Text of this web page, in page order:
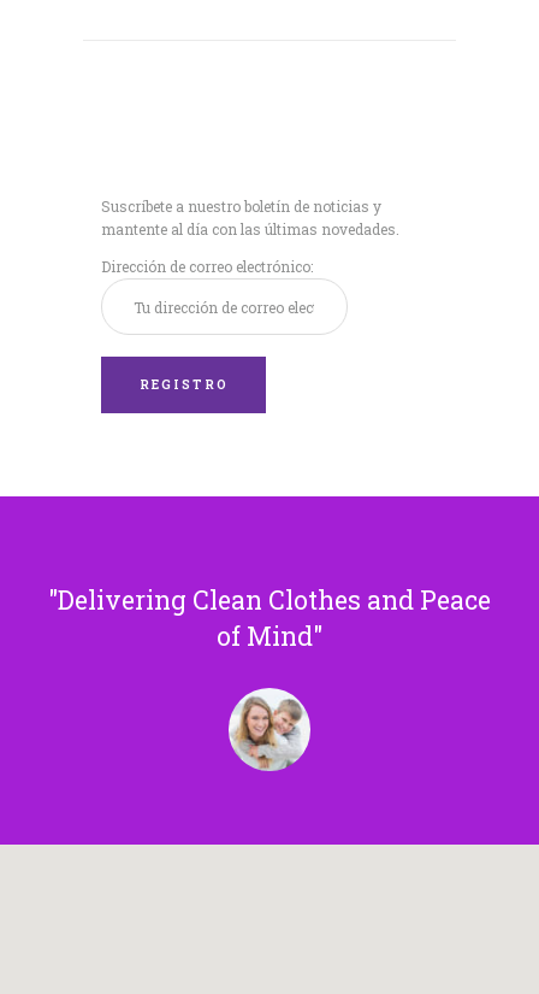
Suscríbete a nuestro boletín de noticias y
mantente al día con las últimas novedades.
Dirección de correo electrónico:
Delivering Clean Clothes and Peace
of Mind